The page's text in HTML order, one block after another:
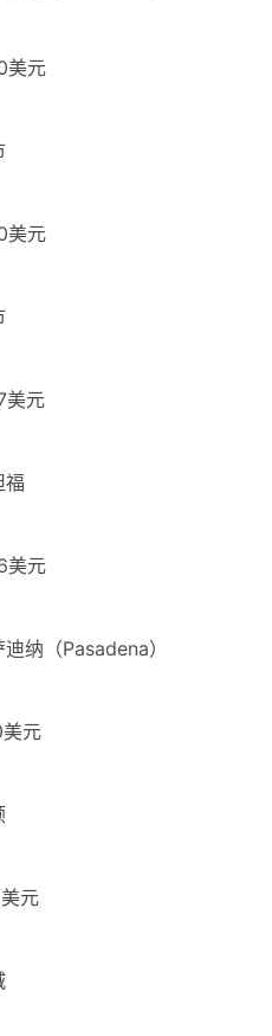
元
元
元
元
纳（Pasadena）
元
元